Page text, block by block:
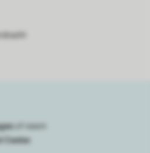
of neem
Center